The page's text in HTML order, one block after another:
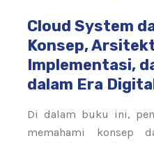
Cloud System
Konsep,
Implementasi,
dalam Era
Di dalam buku ini,
memahami konsep